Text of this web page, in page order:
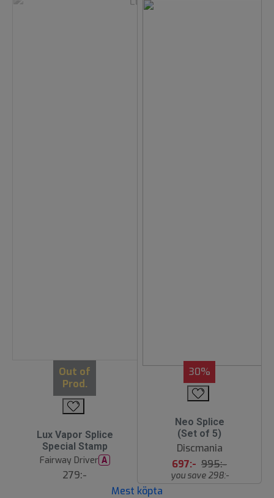
Out of
Prod.
Lux Vapor Splice
Special Stamp
Fairway Driver A
279:-
30%
Neo Splice
(Set of 5)
Discmania
697:- 995:-
you save 298:-
Mest köpta